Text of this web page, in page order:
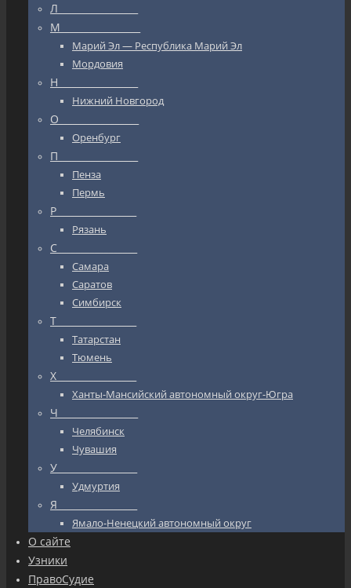
Л_________________
М_________________
Марий Эл — Республика Марий Эл
Мордовия
Н_________________
Нижний Новгород
О_________________
Оренбург
П_________________
Пенза
Пермь
Р_________________
Рязань
С_________________
Самара
Саратов
Симбирск
Т_________________
Татарстан
Тюмень
Х_________________
Ханты-Мансийский автономный округ-Югра
Ч_________________
Челябинск
Чувашия
У_________________
Удмуртия
Я_________________
Ямало-Ненецкий автономный округ
О сайте
Узники
ПравоСудие